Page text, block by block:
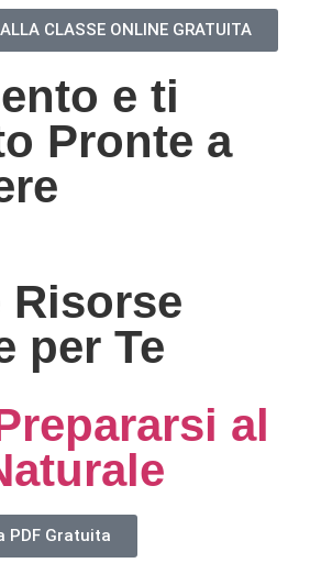
CLASSE ONLINE GRATUITA
e ti
Pronte a
Risorse
per Te
al
PDF Gratuita